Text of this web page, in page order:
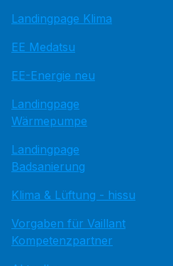
Landingpage Klima
EE Medatsu
EE-Energie neu
Landingpage
Wärmepumpe
Landingpage
Badsanierung
Klima & Lüftung - hissu
Vorgaben für Vaillant
Kompetenzpartner